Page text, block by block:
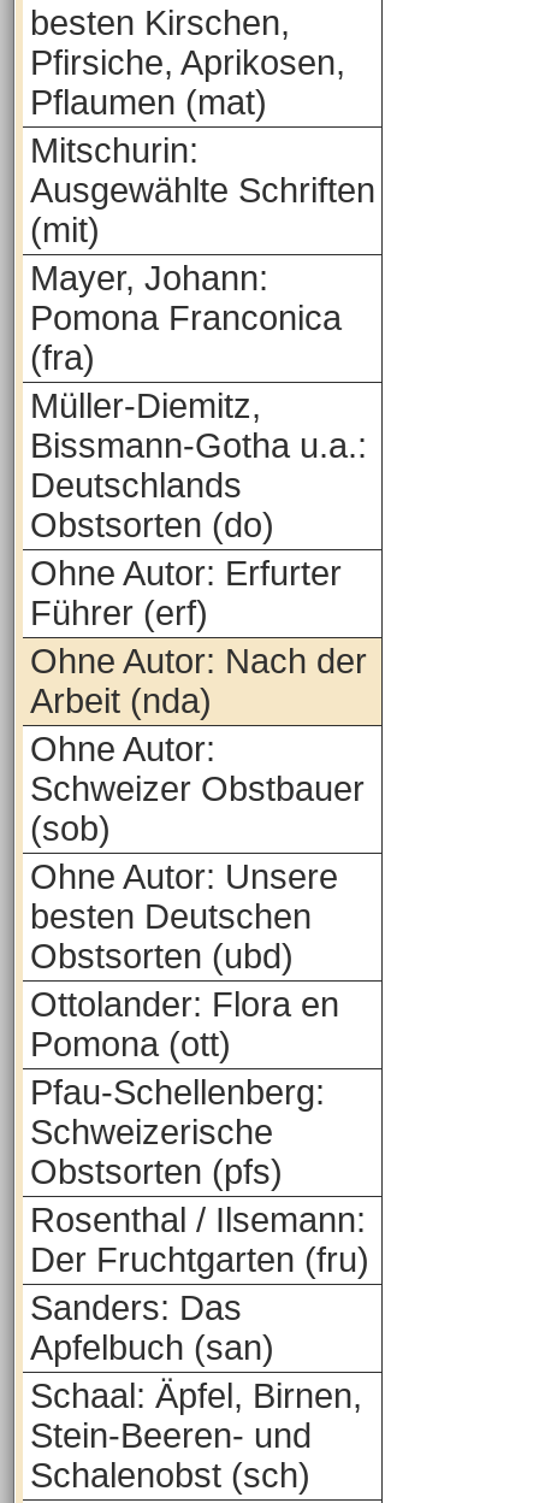
besten Kirschen,
Pfirsiche, Aprikosen,
Pflaumen (mat)
Mitschurin:
Ausgewählte Schriften
(mit)
Mayer, Johann:
Pomona Franconica
(fra)
Müller-Diemitz,
Bissmann-Gotha u.a.:
Deutschlands
Obstsorten (do)
Ohne Autor: Erfurter
Führer (erf)
Ohne Autor: Nach der
Arbeit (nda)
Ohne Autor:
Schweizer Obstbauer
(sob)
Ohne Autor: Unsere
besten Deutschen
Obstsorten (ubd)
Ottolander: Flora en
Pomona (ott)
Pfau-Schellenberg:
Schweizerische
Obstsorten (pfs)
Rosenthal / Ilsemann:
Der Fruchtgarten (fru)
Sanders: Das
Apfelbuch (san)
Schaal: Äpfel, Birnen,
Stein-Beeren- und
Schalenobst (sch)